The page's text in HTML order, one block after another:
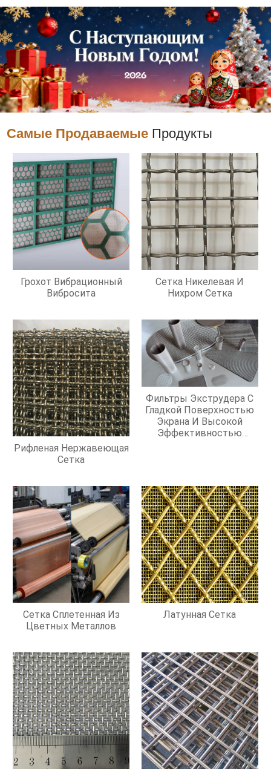
Самые Продаваемые Продукты
Грохот Вибрационный
Вибросита
Сетка Никелевая И
Нихром Сетка
Рифленая Нержавеющая
Сетка
Фильтры Экструдера С
Гладкой Поверхностью
Экрана И Высокой
Эффективностью
Сетка Сплетенная Из
Цветных Металлов
Латунная Сетка